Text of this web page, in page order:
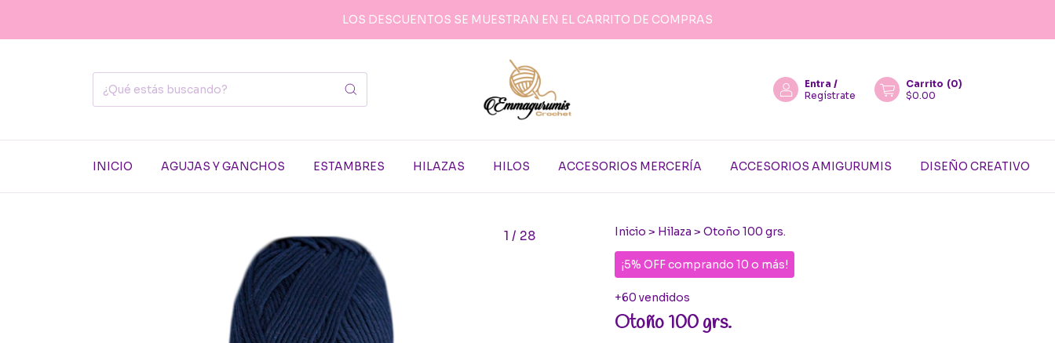
LOS DESCUENTOS SE MUESTRAN EN EL CARRITO DE COMPRAS
Entra /
Regístrate
Carrito (0)
$0.00
INICIO AGUJAS Y GANCHOS ESTAMBRES HILAZAS HILOS ACCESORIOS MERCERÍA ACCESORIOS AMIGURUMIS DISEÑO CREATIVO
1 / 28 Inicio > Hilaza > Otoño 100 grs.
¡5% OFF comprando 10 o más!
+60 vendidos
Otoño 100 grs.